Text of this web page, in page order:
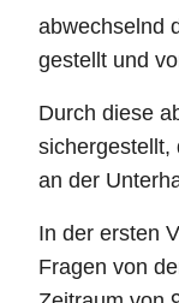
abwechselnd
gestellt und
Durch diese
sichergestellt,
an der
In der ersten
Fragen von